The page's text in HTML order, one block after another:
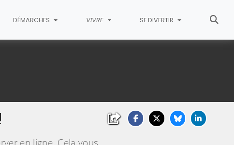
DÉMARCHES VIVRE SE DIVERTIR